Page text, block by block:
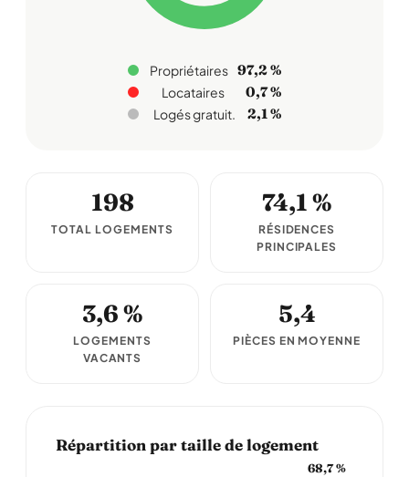
Propriétaires 97,2 %
Locataires 0,7 %
Logés gratuit. 2,1 %
198
TOTAL LOGEMENTS
74,1 %
RÉSIDENCES
PRINCIPALES
3,6 %
LOGEMENTS
VACANTS
5,4
PIÈCES EN MOYENNE
Répartition par taille de logement
68,7 %